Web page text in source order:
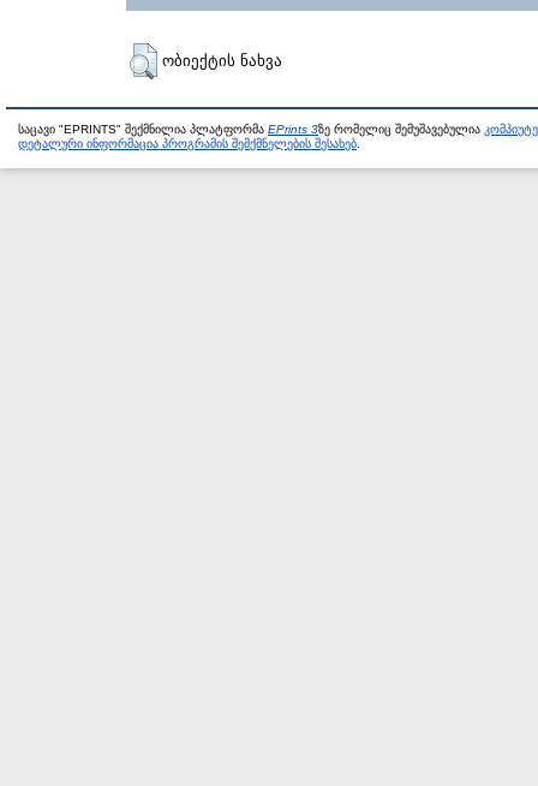
ობიექტის ნახვა
საცავი "EPRINTS" შექმნილია პლატფორმა EPrints 3ზე რომელიც შემუშავებულია
დეტალური ინფორმაცია პროგრამის შემქმნელების შესახებ